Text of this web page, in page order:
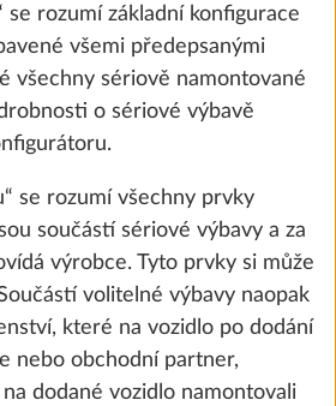
prostoru,
10,0 kg
9 700 Kč
Přidat
se rozumí základní konfigurace
všemi předepsanými
všechny sériově namontované
o sériové výbavě
se rozumí všechny prvky
součástí sériové výbavy a za
výrobce. Tyto prvky si může
volitelné výbavy naopak
které na vozidlo po dodání
nebo obchodní partner,
dodané vozidlo namontovali